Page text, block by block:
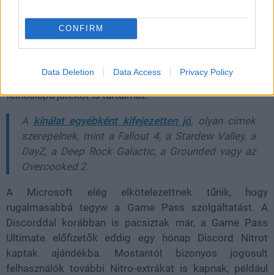
CONFIRM
Data Deletion Data Access Privacy Policy
A Game Pass Starter Edition több mint 50 konzolos és
PC-s játékhoz biztosít hozzáférést, valamint havi 10 óra
felhőalapú játékot is tartalmaz.
A kínálat egyébként kifejezetten jó, olyan címek
szerepelnek, mint a Fallout 4, a Stardew Valley, a
DayZ, a Deep Rock Galactic, a Grounded vagy az
Overcooked 2.
A Microsoft elég elkötelezettnek tűnik, hogy
rugalmasabbá tegyw a Game Pass szolgáltatást. A
Discorddal korábban is pacsiztak már, a Game Pass
Ultimate előfizetők eddig egy hónap Discord Nitrot
kaptak ajándékba. Mostantól bizonyos jogosult
felhasználók további Nitro-extrákat is kapnak, például